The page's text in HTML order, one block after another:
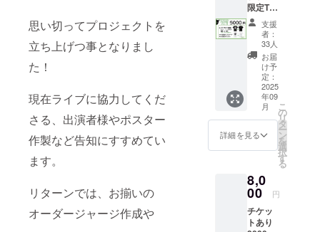
思い切ってプロジェクトを
立ち上げつ事となりまし
た！
現在ライブに協力してくだ
さる、出演者様やポスター
作製など告知にすすめてい
ます。
リターンでは、お揃いの
オーダージャージ作成や
META
VALLE
Y メ
タ・
ヴァ
リィ
OR
ホー
リーマ
ウンテ
ン ・支
援者様
支援者
様の交
通費や
滞在費
は各自
限定T
シャツ
プラン
色:黒or
白 サイ
ズ:L、
M.X L、
XXL.XX
ポスト
カー
ド
100×14
8 みる
カー
50×50
支援
者：
33人
お届
け予
定：
2025
年09
月
詳細を見る
こ
の
リ
タ
ー
ン
を
選
択
す
る
8,0
00 円
チケッ
トあり